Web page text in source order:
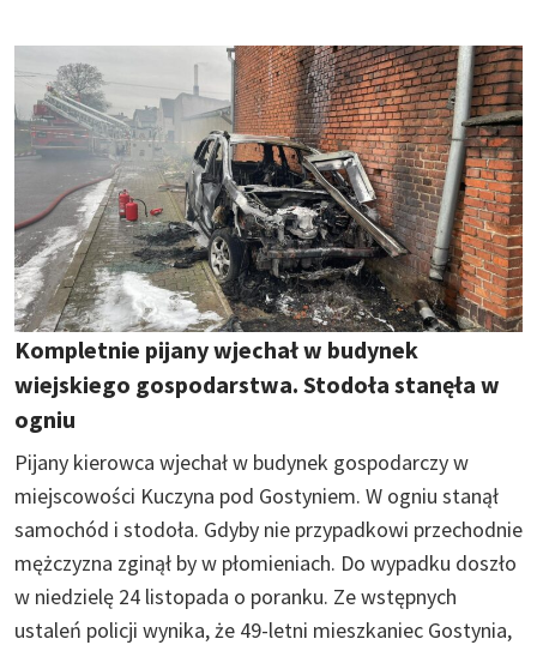
Kompletnie pijany wjechał w budynek
wiejskiego gospodarstwa. Stodoła stanęła w
ogniu
Pijany kierowca wjechał w budynek gospodarczy w
miejscowości Kuczyna pod Gostyniem. W ogniu stanął
samochód i stodoła. Gdyby nie przypadkowi przechodnie
mężczyzna zginął by w płomieniach. Do wypadku doszło
w niedzielę 24 listopada o poranku. Ze wstępnych
ustaleń policji wynika, że 49-letni mieszkaniec Gostynia,